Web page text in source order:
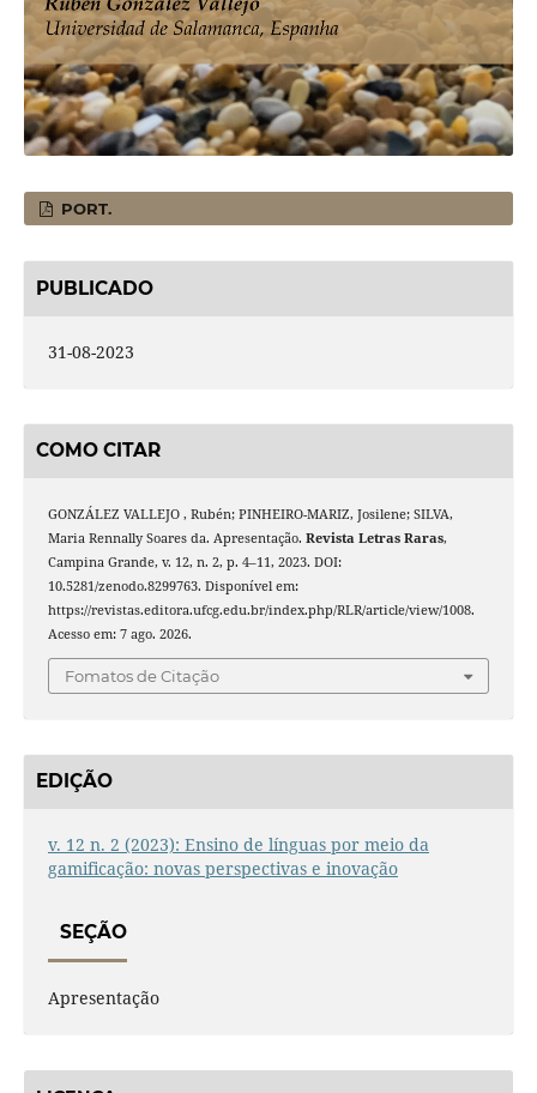
PORT.
PUBLICADO
31-08-2023
COMO CITAR
GONZÁLEZ VALLEJO , Rubén; PINHEIRO-MARIZ, Josilene; SILVA,
Maria Rennally Soares da. Apresentação. Revista Letras Raras,
Campina Grande, v. 12, n. 2, p. 4–11, 2023. DOI:
10.5281/zenodo.8299763. Disponível em:
https://revistas.editora.ufcg.edu.br/index.php/RLR/article/view/1008.
Acesso em: 7 ago. 2026.
Fomatos de Citação
EDIÇÃO
v. 12 n. 2 (2023): Ensino de línguas por meio da
gamificação: novas perspectivas e inovação
SEÇÃO
Apresentação